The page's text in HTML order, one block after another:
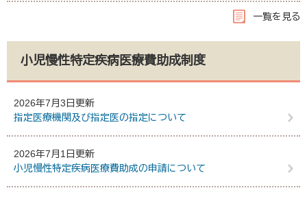
一覧を見る
小児慢性特定疾病医療費助成制度
2026年7月3日更新
指定医療機関及び指定医の指定について
2026年7月1日更新
小児慢性特定疾病医療費助成の申請について